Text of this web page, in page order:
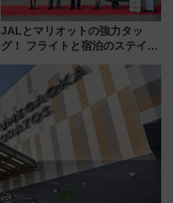
JALとマリオットの強力タッ
グ！ フライトと宿泊のステイタ
上級会員資格を効率よく獲得す
る方法を解説